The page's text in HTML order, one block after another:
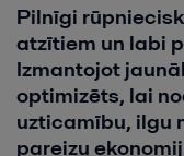
Pilnīgi
atzītiem un labi
Izmantojot
optimizēts, lai
uzticamību, ilgu
pareizu